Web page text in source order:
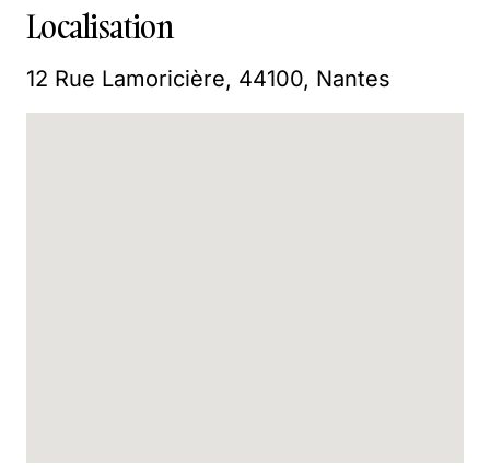
Localisation
12 Rue Lamoricière, 44100, Nantes